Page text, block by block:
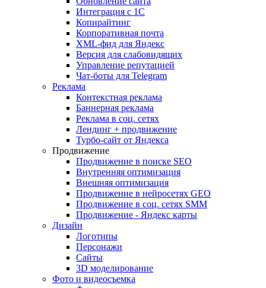
Интеграция с 1С
Копирайтинг
Корпоративная почта
XML-фид для Яндекс
Версия для слабовидящих
Управление репутацией
Чат-боты для Telegram
Реклама
Контекстная реклама
Баннерная реклама
Реклама в соц. сетях
Лендинг + продвижение
Турбо-сайт от Яндекса
Продвижение
Продвижение в поиске SEO
Внутренняя оптимизация
Внешняя оптимизация
Продвижение в нейросетях GEO
Продвижение в соц. сетях SMM
Продвижение - Яндекс карты
Дизайн
Логотипы
Персонажи
Сайты
3D моделирование
Фото и видеосъемка